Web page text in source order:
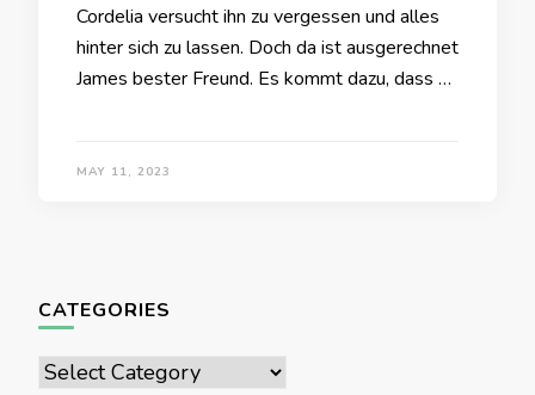
Cordelia versucht ihn zu vergessen und alles
hinter sich zu lassen. Doch da ist ausgerechnet
James bester Freund. Es kommt dazu, dass …
MAY 11, 2023
CATEGORIES
Categories